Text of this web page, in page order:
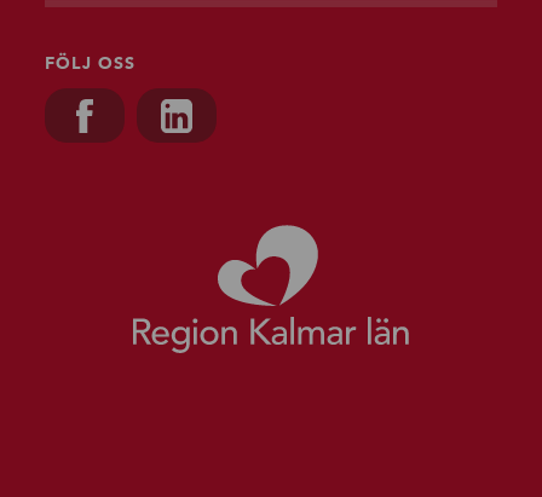
FÖLJ OSS
Besök oss på, Facebook
Besök oss på, Linkedin